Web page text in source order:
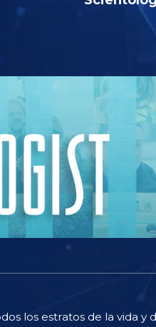
los estratos de la vida y